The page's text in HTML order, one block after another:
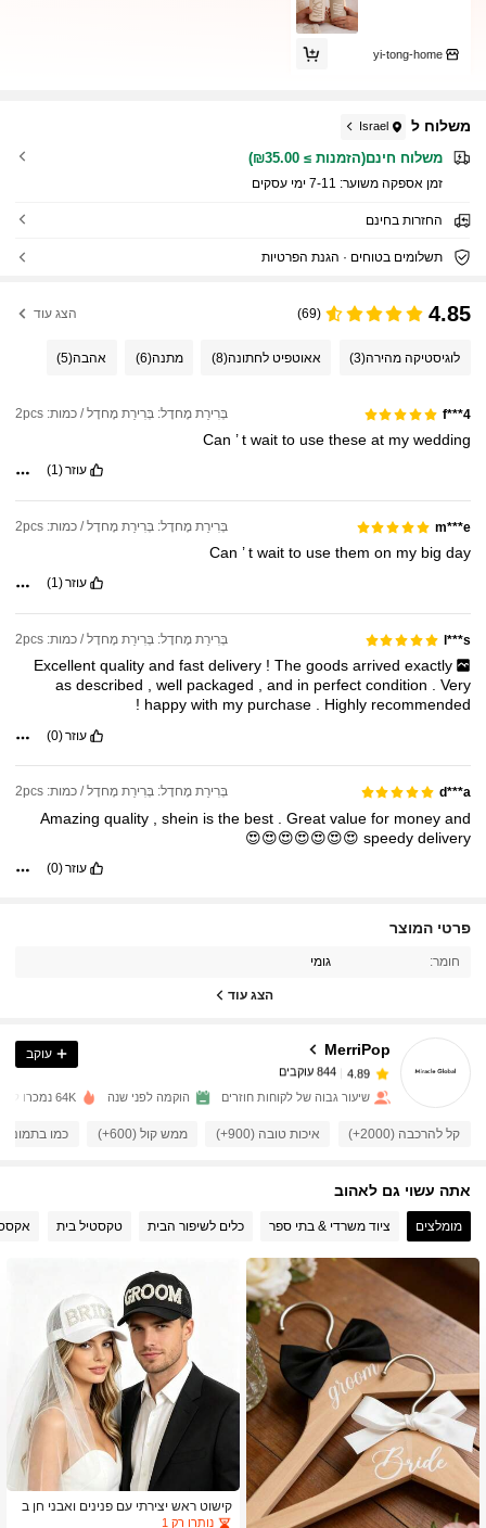
yi-tong-home
משלוח ל Israel
משלוח חינם(הזמנות ≥ ₪35.00)
זמן אספקה ​​משוער: 7-11 ימי עסקים
החזרות בחינם
תשלומים בטוחים · הגנת הפרטיות
4.85
(69) הצג עוד
לוגיסטיקה מהירה(3) אאוטפיט לחתונה(8) מתנה(6) אהבה(5)
f***4 בְּרִירַת מֶחדָל: בְּרִירַת מֶחדָל / כמות: 2pcs
Can ’t wait to use these at my wedding
עוזר(1)
m***e בְּרִירַת מֶחדָל: בְּרִירַת מֶחדָל / כמות: 2pcs
Can ’t wait to use them on my big day
עוזר(1)
l***s בְּרִירַת מֶחדָל: בְּרִירַת מֶחדָל / כמות: 2pcs
Excellentqualityandfastdelivery !Thegoodsarrivedexactly
as described , well packaged , and in perfect condition . Very
happy with my purchase . Highly recommended
!
עוזר(0)
d***a בְּרִירַת מֶחדָל: בְּרִירַת מֶחדָל / כמות: 2pcs
Amazing quality shein is the best Great value for money and
speedy delivery
😍😍😍😍😍😍😍
עוזר(0)
פרטי המוצר
חומר: גומי
הצג עוד
MerriPop
844 עוקבים
s***2 שילםלפני יום אחד
4.89
4.89 844 עוקבים
4.89 844 עוקבים
4.89 844 עוקבים
4.89 844 עוקבים
4.89 844 עוקבים
עוקב
שיעור גבוה של לקוחות חוזרים הוקמה לפני שנה 64K נמכרו לאחרונה
קל להרכבה (2000+) איכות טובה (900+) ממש קול (600+) כמו בתמונה
אתה עשוי גם לאהוב
מומלצים ציוד משרדי & בתי ספר כלים לשיפור הבית טקסטיל בית
קישוט ראש יצירתי עם פנינים ואבני חן ב
צורת אותיות כלה & חתן, רעלה, כובעי זוג,
נותרו רק 1